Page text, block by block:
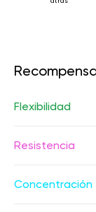
Flexibilidad
Resistencia
Concentración